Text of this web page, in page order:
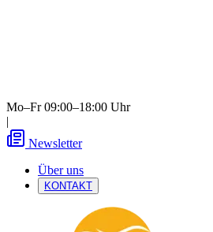
Mo–Fr 09:00–18:00 Uhr
|
Newsletter
Über uns
KONTAKT